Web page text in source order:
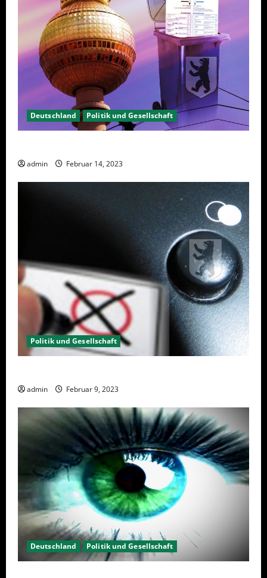
Deutschland Politik und Gesellschaft
admin Februar 14, 2023
Politik und Gesellschaft
admin Februar 9, 2023
Deutschland Politik und Gesellschaft